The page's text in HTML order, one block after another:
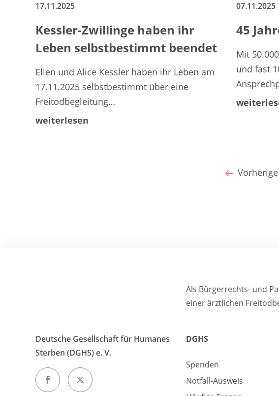
17.11.2025
Kessler-Zwillinge haben ihr
Leben selbstbestimmt beendet
Ellen und Alice Kessler haben ihr Leben am
17.11.2025 selbstbestimmt über eine
Freitodbegleitung…
weiterlesen
07.11.2025
45
Mit
und fast
Vorherige
Als Bürgerrechts- und
einer ärztlichen
Deutsche Gesellschaft für Humanes
Sterben (DGHS) e. V.
DGHS
Spenden
Notfall-Ausweis